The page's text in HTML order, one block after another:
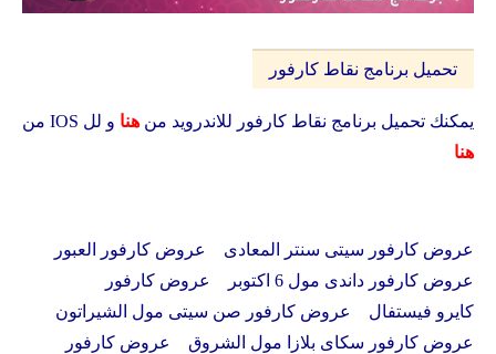
تحميل برنامج نقاط كارفور
يمكنك تحميل برنامج نقاط كارفور للاندرويد من هنا و لل IOS من
هنا
عروض كارفور سيتى سنتر المعادى عروض كارفور العبور
عروض كارفور داندى مول 6 اكتوبر عروض كارفور
كايرو فيستفال عروض كارفور صن سيتى مول الشيراتون
عروض كارفور سكاى بلازا مول الشروق عروض كارفور